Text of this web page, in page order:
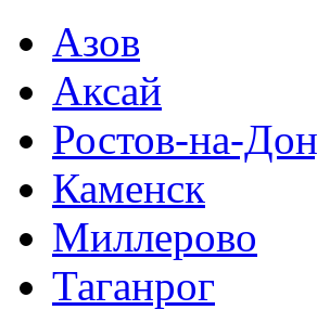
Азов
Аксай
Ростов-на-
Каменск
Миллерово
Таганрог